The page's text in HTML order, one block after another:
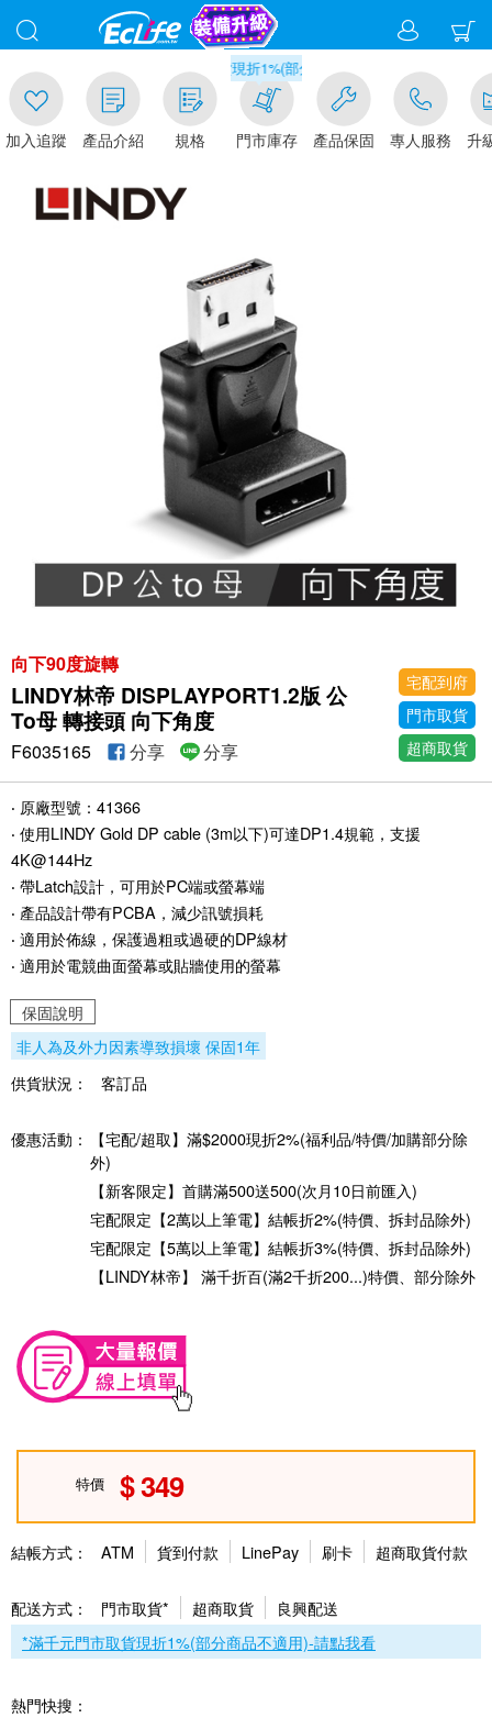
加入追蹤 產品介紹 規格
滿千元門市取貨現折1%(部分商品不適用)-請點我看
門市庫存 產品保固 專人服務 升
向下90度旋轉
LINDY林帝 DISPLAYPORT1.2版 公
To母 轉接頭 向下角度
宅配到府
門市取貨
超商取貨
F6035165 分享 分享
‧ 原廠型號：41366
‧ 使用LINDY Gold DP cable (3m以下)可達DP1.4規範，支援
4K@144Hz
‧ 帶Latch設計，可用於PC端或螢幕端
‧ 產品設計帶有PCBA，減少訊號損耗
‧ 適用於佈線，保護過粗或過硬的DP線材
‧ 適用於電競曲面螢幕或貼牆使用的螢幕
保固說明
非人為及外力因素導致損壞 保固1年
供貨狀況：
客訂品
優惠活動：
【宅配/超取】滿$2000現折2%(福利品/特價/加購部分除
外)
【新客限定】首購滿500送500(次月10日前匯入)
宅配限定【2萬以上筆電】結帳折2%(特價、拆封品除外)
宅配限定【5萬以上筆電】結帳折3%(特價、拆封品除外)
【LINDY林帝】 滿千折百(滿2千折200...)特價、部分除外
特價 349
結帳方式： ATM 貨到付款 LinePay 刷卡 超商取貨付款
配送方式： 門市取貨* 超商取貨
良興配送
*滿千元門市取貨現折1%(部分商品不適用)-請點我看
熱門快搜：